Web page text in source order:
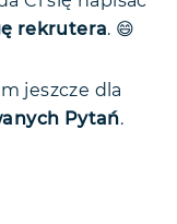
rekrutera. 😄
jeszcze dla
Pytań.